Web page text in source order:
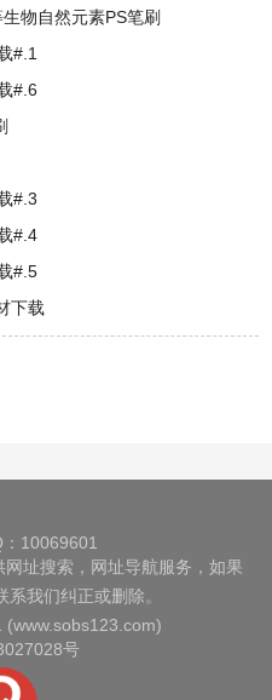
物自然元素PS笔刷
#.1
#.6
#.3
#.4
#.5
下载
10069601
网址搜索，网址导航服务，如果
我们纠正或删除。
号